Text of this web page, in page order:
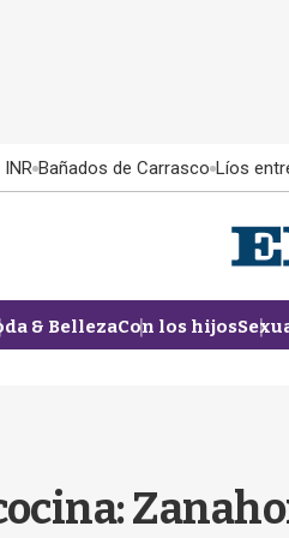
Bañados de Carrasco Líos
& BellezaCon los hijos